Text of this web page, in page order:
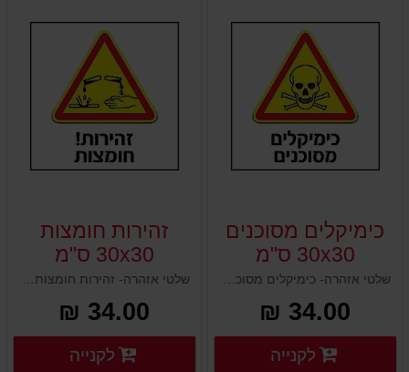
כימיקלים מסוכנים
30x30 ס"מ
34.00 ₪
פרטים נוספים פרטים נוספים לקנייה
זהירות חומצות
30x30 ס"מ
34.00 ₪
פרטים נוספים
לקנייה